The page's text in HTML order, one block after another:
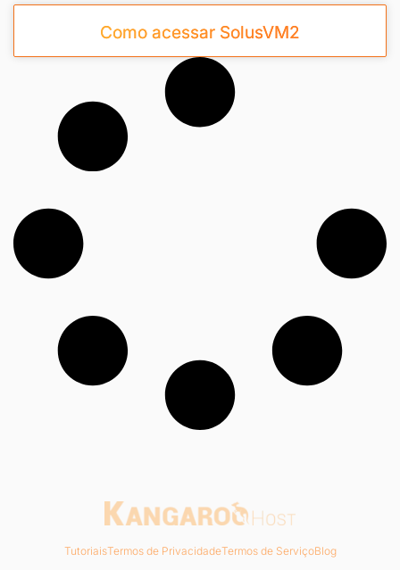
Como acessar SolusVM2
TutoriaisTermos de PrivacidadeTermos de ServiçoBlog